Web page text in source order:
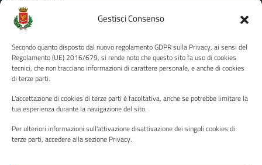
Gestisci Consenso
Secondo quanto disposto dal nuovo regolamento GDPR sulla Privacy, ai sensi del
Regolamento (UE) 2016/679, si rende noto che questo sito fa uso di cookies
tecnici, che non tracciano informazioni di carattere personale, e anche di cookies
di terze parti.
L'accettazione di cookies di terze parti è facoltativa, anche se potrebbe limitare la
tua esperienza durante la navigazione del sito.
Per ulteriori informazioni sull'attivazione disattivazione dei singoli cookies di
terze parti, accedere alla sezione Privacy.
Amministrazione Trasparente
Albo pretorio
Informativa privacy
Note legali
Piano di miglioramento del sito